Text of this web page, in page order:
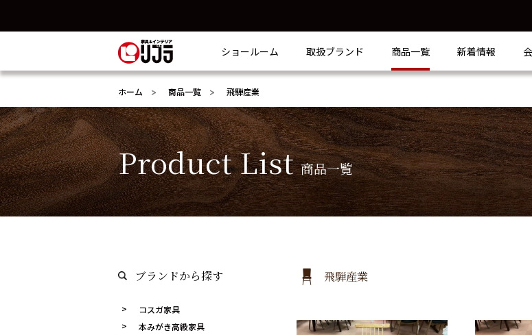
ショールーム 取扱ブランド 商品一覧 新着情報
ホーム 商品一覧 飛騨産業
Product List 商品一覧
ブランドから探す
コスガ家具
本みがき高級家具
飛騨産業